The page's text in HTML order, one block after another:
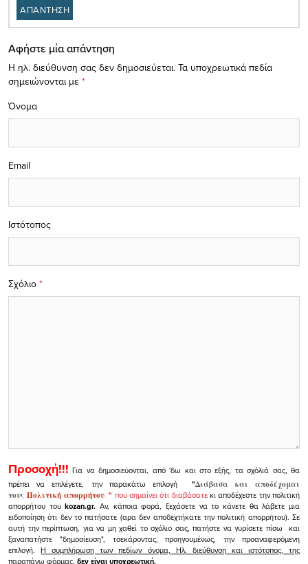
ΑΠΑΝΤΗΣΗ
Αφήστε μία απάντηση
Η ηλ. διεύθυνση σας δεν δημοσιεύεται. Τα υποχρεωτικά πεδία
σημειώνονται με *
Σχόλιο *
Όνομα
Email
Ιστότοπος
Προσοχή!!! Για να δημοσιεύονται, από 'δω και στο εξής, τα σχόλιά σας, θα
πρέπει να επιλέγετε, την παρακάτω επιλογή
"Διάβασα και αποδέχομαι
τουςΠολιτική απορρήτου" που σημαίνει ότι διαβάσατεκι αποδέχεστε την πολιτική
απορρήτου τουkozan.gr. Αν, κάποια φορά, ξεχάσετε να το κάνετε θα λάβετε μια
ειδοποίηση ότι δεν το πατήσατε (αρα δεν αποδεχτήκατε την πολιτική απορρήτου). Σε
αυτή την περίπτωση, για να μη χαθεί το σχόλιο σας, πατήστε να γυρίσετε πίσω και
ξαναπατήστε "δημοσίευση", τσεκάροντας, προηγουμένως, την προαναφερόμενη
επιλογή.Η συμπλήρωση των πεδίων όνομα, Ηλ. διεύθυνση και ιστότοπος, της
παραπάνω φόρμας, δεν είναι υποχρεωτική.